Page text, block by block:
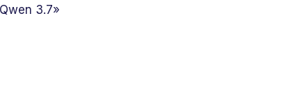
3.7»